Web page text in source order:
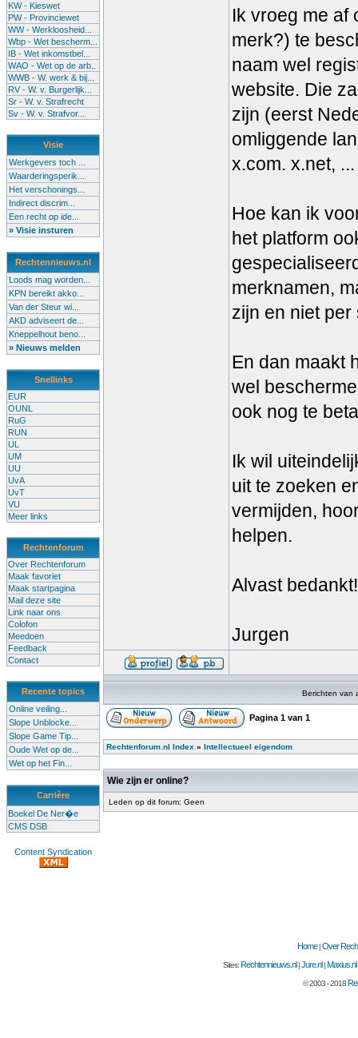
KW - Kieswet
PW - Provinciewet
WW - Werkloosheid...
Wbp - Wet bescherm...
IB - Wet inkomstbel...
WAO - Wet op de arb..
WWB - W. werk & bij...
RV - W. v. Burgerlijk...
Sr - W. v. Strafrecht
Sv - W. v. Strafvor...
Visie
Werkgevers toch ...
Waarderingsperik...
Het verschonings...
Indirect discrim...
Een recht op ide...
» Visie insturen
Rechtennieuws.nl
Loods mag worden...
KPN bereikt akko...
Van der Steur wi...
AKD adviseert de...
Kneppelhout beno...
» Nieuws melden
Snellinks
EUR
OUNL
RuG
RUN
UL
UM
UU
UvA
UvT
VU
Meer links
Rechtenforum
Over Rechtenforum
Maak favoriet
Maak startpagina
Mail deze site
Link naar ons
Colofon
Meedoen
Feedback
Contact
Recente topics
Online veiling...
Slope Unblocke...
Slope Game Tip...
Oude Wet op de...
Wet op het Fin...
Carrière
Boekel De Ner�e
CMS DSB
Content Syndication
Ik vroeg me af
merk?) te
naam wel
website. Die
zijn (eerst
omliggende
x.com. x.net,
Hoe kan ik
het platform
merknamen,
zijn en niet
En dan maakt
wel
ook nog te
Ik wil
uit te zoeken
vermijden,
helpen.
Alvast bedankt!
Jurgen
Berichten van
Pagina 1 van 1
Rechtenforum.nl Index » Intellectueel eigendom
Wie zijn er online?
Leden op dit forum: Geen
Home|Over
Sites:Rechtennieuws.nl |Jure.nl |Maxius.nl
© 2003 - 2018